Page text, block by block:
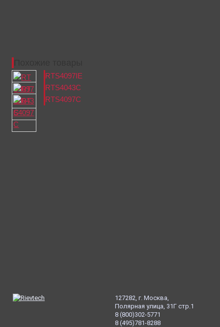
RTS4097IE
RTS4043C
RTS4097C
127282, г. Москва,
Полярная улица, 31Г стр.1
8 (800)302-5771
8 (495)781-8288